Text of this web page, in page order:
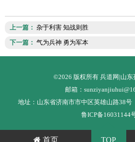
上一篇： 杂于利害 知战则胜
下一篇： 气为兵神 勇为军本
©2026 版权所有 兵道网|山东
邮箱：
地址：山东省济南市市中区英雄山路38
鲁ICP备16031144
首页 TOP